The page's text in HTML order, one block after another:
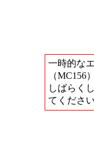
一時的な
（MC156）
しばらく
てください